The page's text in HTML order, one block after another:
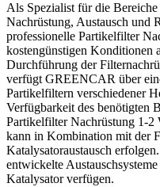
Als Spezialist für die
Nachrüstung, Austausch und
professionelle Partikelfilter
kostengünstigen Konditionen
Durchführung der
verfügt GREENCAR über
Partikelfiltern verschiedener
Verfügbarkeit des benötigten
Partikelfilter Nachrüstung 1-2
kann in Kombination mit der
Katalysatoraustausch
entwickelte
Katalysator verfügen.